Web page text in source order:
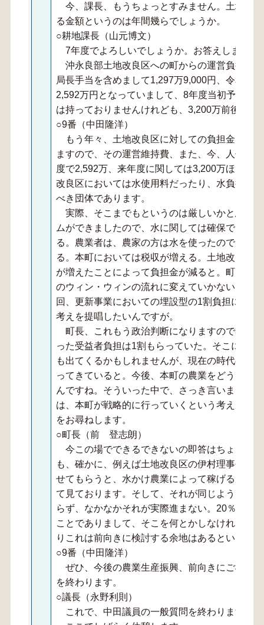
今、課長、もうちょっとすみません。土地改
る金額というのは年間幾らでしょうか。
○耕地課長（山元博文）
7年度でよろしいでしょうか。お答えします。
沖永良部土地改良区への町からの運営負担金
局長手当を含めまして1,297万9,000円、令和6
2,592万円となっていまして、8年度当初予算編
は持っておりませんけれども、3,200万前後だっ
○9番（中田隆洋）
もう年々、土地改良区に対しての負担金は上
ますので、その運営維持費、また、今、人件費
度で2,592万、来年度に関しては3,200万ほどの
改良区においては水使用料だったり、水負担金
べき団体であります。
実際、そこまでもというのは厳しいかと思い
ムができましたので、水に関しては確保できま
る。農業者は、農家の方は水を使ったので所得
る。本町においては税収が増える。土地改良区
が増えたことによって負担金が減ると。町にお
のウィン・ウィンの流れに変えていかないとい
回、更新事業においての埋設型の1割負担に関
考えを提唱したいんですが。
町長、これもう政治判断になりますので町長
った受益者負担は1割もらっていた。そこに関
も出てくるかもしれませんが、現在の時代の流
ってきていると。今後、本町の農業をどうして
んですね。そういった中で、さっき言いました
は、本町が戦略的に行っていくという考えがで
をお尋ねします。
○町長（前 登志朗）
今この場でできるできないの即答はちょっと
も、確かに、例えば土地改良区の伊村理事長の
せてもらうと、水かけ農業によって稼げる農業
て見ております。そして、それが同じようなこ
らず、なかなかそれが実際進まない。20％しか
ことでありまして、そこを何とかしなければい
りこれは前向きに検討する余地はあるというふ
○9番（中田隆洋）
ぜひ、今後の農業生産振興、前向きにご検討
を終わります。
○議長（永野利則）
これで、中田議員の一般質問を終わります。